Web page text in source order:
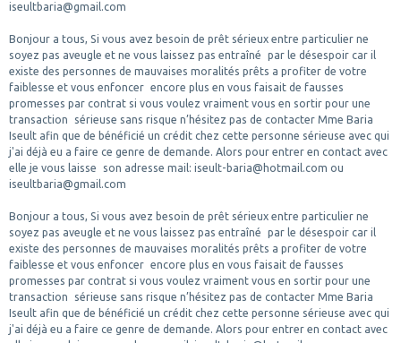
iseultbaria@gmail.com
Bonjour a tous, Si vous avez besoin de prêt sérieux entre particulier ne
soyez pas aveugle et ne vous laissez pas entraîné par le désespoir car il
existe des personnes de mauvaises moralités prêts a profiter de votre
faiblesse et vous enfoncer encore plus en vous faisait de fausses
promesses par contrat si vous voulez vraiment vous en sortir pour une
transaction sérieuse sans risque n’hésitez pas de contacter Mme Baria
Iseult afin que de bénéficié un crédit chez cette personne sérieuse avec qui
j'ai déjà eu a faire ce genre de demande. Alors pour entrer en contact avec
elle je vous laisse son adresse mail: iseult-baria@hotmail.com ou
iseultbaria@gmail.com
Bonjour a tous, Si vous avez besoin de prêt sérieux entre particulier ne
soyez pas aveugle et ne vous laissez pas entraîné par le désespoir car il
existe des personnes de mauvaises moralités prêts a profiter de votre
faiblesse et vous enfoncer encore plus en vous faisait de fausses
promesses par contrat si vous voulez vraiment vous en sortir pour une
transaction sérieuse sans risque n’hésitez pas de contacter Mme Baria
Iseult afin que de bénéficié un crédit chez cette personne sérieuse avec qui
j'ai déjà eu a faire ce genre de demande. Alors pour entrer en contact avec